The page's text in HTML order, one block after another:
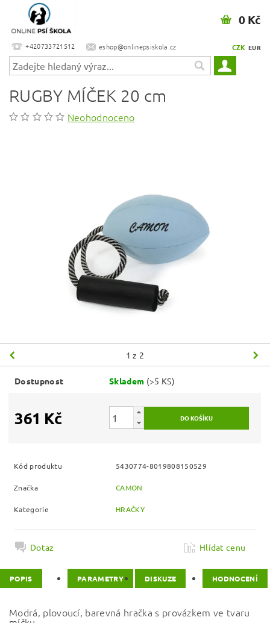
+420733721512 eshop@onlinepsiskola.cz CZK EUR
0 Kč
RUGBY MÍČEK 20 cm
Neohodnoceno
1 z 2
Dostupnost Skladem (>5 KS)
361 Kč
Kód produktu 5430774-8019808150529
Značka CAMON
Kategorie HRAČKY
Dotaz Hlídat cenu
POPIS PARAMETRY DISKUZE HODNOCENÍ
Modrá, plovoucí, barevná hračka s provázkem ve tvaru